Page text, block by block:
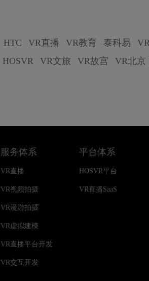
HTC VR直播 VR教育 泰科易
HOSVR VR文旅 VR故宫 VR北京
服务体系
VR直播
VR视频拍摄
VR漫游拍摄
VR虚拟建模
VR直播平台开发
VR交互开发
平台体系
HOSVR平台
VR直播SaaS